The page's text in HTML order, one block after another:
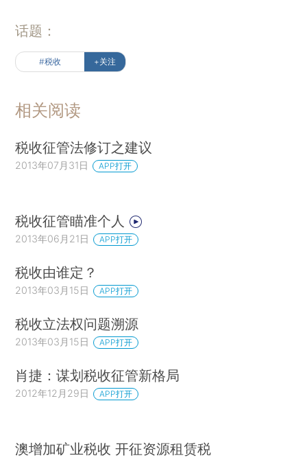
话题：
#税收 +关注
相关阅读
税收征管法修订之建议
2013年07月31日 APP打开
税收征管瞄准个人
2013年06月21日 APP打开
税收由谁定？
2013年03月15日 APP打开
税收立法权问题溯源
2013年03月15日 APP打开
肖捷：谋划税收征管新格局
2012年12月29日 APP打开
澳增加矿业税收 开征资源租赁税